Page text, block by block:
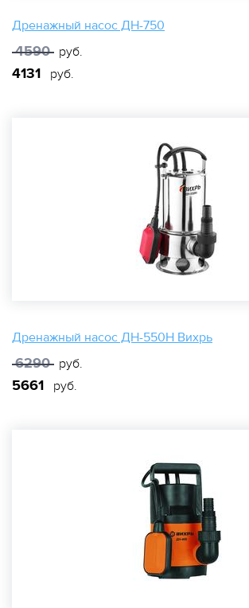
Дренажный насос ДН-750
4590 руб.
4131 руб.
Дренажный насос ДН-550Н Вихрь
6290 руб.
5661 руб.